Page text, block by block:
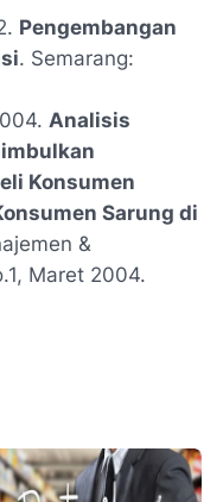
Pengembangan
. Semarang:
Analisis
Konsumen
Sarung di
&
Maret 2004.